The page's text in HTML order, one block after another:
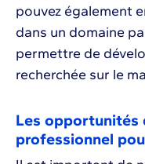
pouvez également
dans un domaine
permettre de
recherchée sur le
Les opportunités
professionnel